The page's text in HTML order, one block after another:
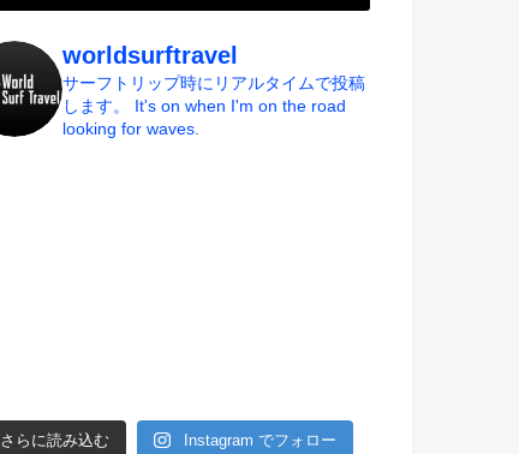
worldsurftravel
サーフトリップ時にリアルタイムで投稿
します。
It's on when I'm on the road
looking for waves.
さらに読み込む Instagram でフォロー